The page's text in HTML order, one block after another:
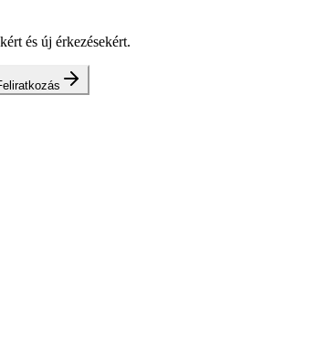
és új érkezésekért.